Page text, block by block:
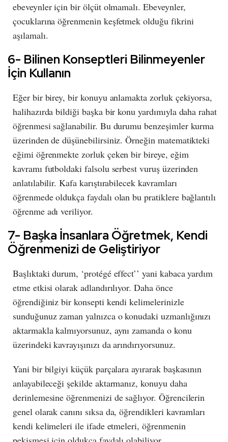
ebeveynler için bir ölçüt olmamalı. Ebeveynler,
çocuklarına öğrenmenin keşfetmek olduğu fikrini
aşılamalı.
6- Bilinen Konseptleri Bilinmeyenler
İçin Kullanın
Eğer bir birey, bir konuyu anlamakta zorluk çekiyorsa,
halihazırda bildiği başka bir konu yardımıyla daha rahat
öğrenmesi sağlanabilir. Bu durumu benzeşimler kurma
üzerinden de düşünebilirsiniz. Örneğin matematikteki
eğimi öğrenmekte zorluk çeken bir bireye, eğim
kavramı futboldaki falsolu serbest vuruş üzerinden
anlatılabilir. Kafa karıştırabilecek kavramları
öğrenmede oldukça faydalı olan bu pratiklere bağlantılı
öğrenme adı veriliyor.
7- Başka İnsanlara Öğretmek, Kendi
Öğrenmenizi de Geliştiriyor
Başlıktaki durum, ‘protégé effect’’ yani kabaca yardım
etme etkisi olarak adlandırılıyor. Daha önce
öğrendiğiniz bir konsepti kendi kelimelerinizle
sunduğunuz zaman yalnızca o konudaki uzmanlığınızı
aktarmakla kalmıyorsunuz, aynı zamanda o konu
üzerindeki kavrayışınızı da arındırıyorsunuz.
Yani bir bilgiyi küçük parçalara ayırarak başkasının
anlayabileceği şekilde aktarmanız, konuyu daha
derinlemesine öğrenmenizi de sağlıyor. Öğrencilerin
genel olarak canını sıksa da, öğrendikleri kavramları
kendi kelimeleri ile ifade etmeleri, öğrenmenin